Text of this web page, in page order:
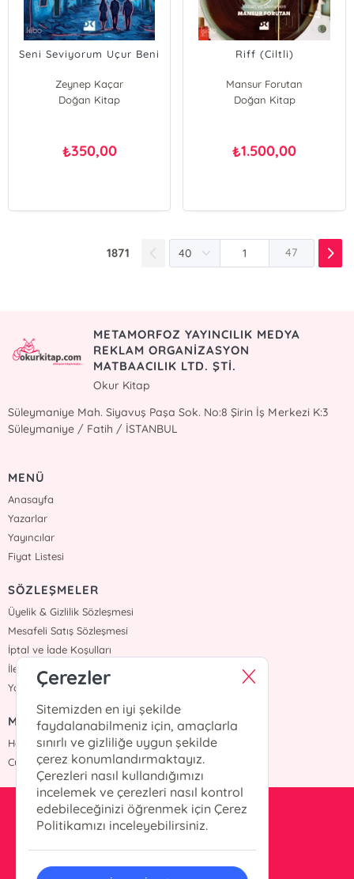
Seni Seviyorum Uçur Beni
Zeynep Kaçar
Doğan Kitap
₺350,00
Riff (Ciltli)
Mansur Forutan
Doğan Kitap
₺1.500,00
1871 47
METAMORFOZ YAYINCILIK MEDYA
REKLAM ORGANİZASYON
MATBAACILIK LTD. ŞTİ.
Okur Kitap
Süleymaniye Mah. Siyavuş Paşa Sok. No:8 Şirin İş Merkezi K:3
Süleymaniye / Fatih / İSTANBUL
MENÜ
Anasayfa
Yazarlar
Yayıncılar
Fiyat Listesi
SÖZLEŞMELER
Üyelik & Gizlilik Sözleşmesi
Mesafeli Satış Sözleşmesi
İptal ve İade Koşulları
İletişim
Yardım
MÜŞTERİ HİZMETLERİ
Hafta içi :09:00 - 18:00
Cumartesi :09:00 - 18:00
info@okurkitap.com
90 544 522 45 05
Çerezler
Sitemizden en iyi şekilde
faydalanabilmeniz için, amaçlarla
sınırlı ve gizliliğe uygun şekilde
çerez konumlandırmaktayız.
Çerezleri nasıl kullandığımızı
incelemek ve çerezleri nasıl kontrol
edebileceğinizi öğrenmek için Çerez
Politikamızı inceleyebilirsiniz.